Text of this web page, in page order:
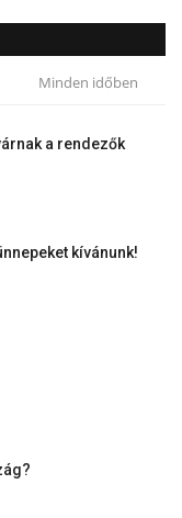
Minden időben
a rendezők
kívánunk!